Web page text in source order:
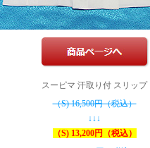
スーピマ 汗取り付 スリップ
（S) 16,500円（税込）
↓↓↓
（S) 13,200円（税込）